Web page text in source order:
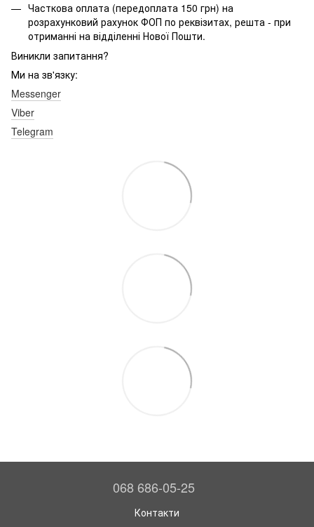
Часткова оплата (передоплата 150 грн) на
розрахунковий рахунок ФОП по реквізитах, решта - при
отриманні на відділенні Нової Пошти.
Виникли запитання?
Ми на зв'язку:
Messenger
Viber
Telegram
068 686-05-25
Контакти